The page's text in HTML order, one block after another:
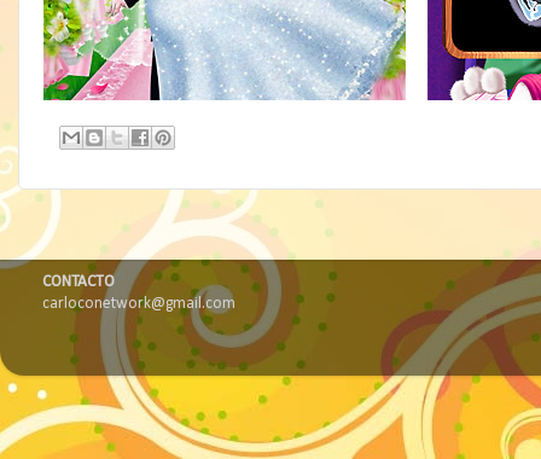
CONTACTO
carloconetwork@gmail.com